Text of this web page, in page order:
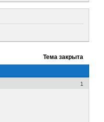
Тема закрыта
1